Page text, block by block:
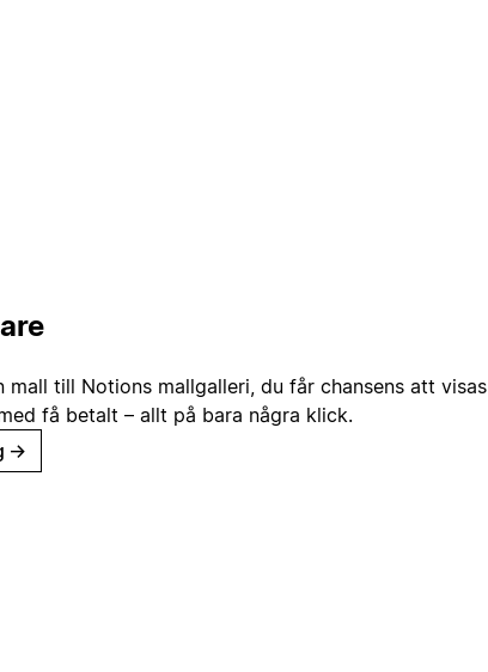
mall till Notions mallgalleri, du får chansens att visas
få betalt – allt på bara några klick.
→